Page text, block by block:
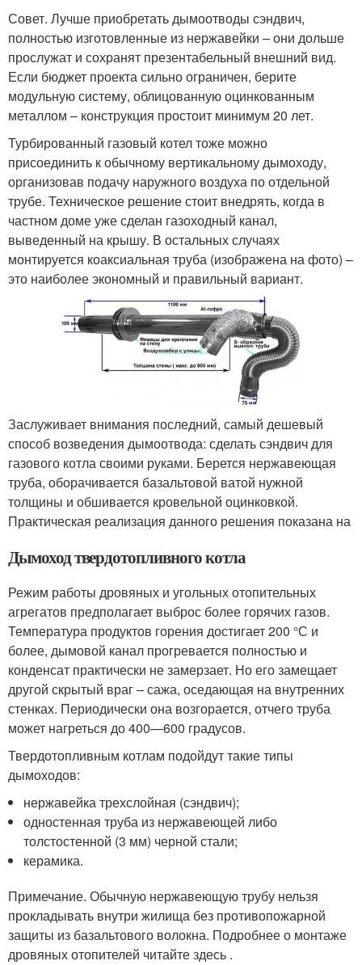
Совет. Лучше приобретать дымоотводы сэндвич,
полностью изготовленные из нержавейки – они дольше
прослужат и сохранят презентабельный внешний вид.
Если бюджет проекта сильно ограничен, берите
модульную систему, облицованную оцинкованным
металлом – конструкция простоит минимум 20 лет.
Турбированный газовый котел тоже можно
присоединить к обычному вертикальному дымоходу,
организовав подачу наружного воздуха по отдельной
трубе. Техническое решение стоит внедрять, когда в
частном доме уже сделан газоходный канал,
выведенный на крышу. В остальных случаях
монтируется коаксиальная труба (изображена на фото) –
это наиболее экономный и правильный вариант.
Заслуживает внимания последний, самый дешевый
способ возведения дымоотвода: сделать сэндвич для
газового котла своими руками. Берется нержавеющая
труба, оборачивается базальтовой ватой нужной
толщины и обшивается кровельной оцинковкой.
Практическая реализация данного решения показана на
Дымоход твердотопливного котла
Режим работы дровяных и угольных отопительных
агрегатов предполагает выброс более горячих газов.
Температура продуктов горения достигает 200 °С и
более, дымовой канал прогревается полностью и
конденсат практически не замерзает. Но его замещает
другой скрытый враг – сажа, оседающая на внутренних
стенках. Периодически она возгорается, отчего труба
может нагреться до 400—600 градусов.
Твердотопливным котлам подойдут такие типы
дымоходов:
нержавейка трехслойная (сэндвич);
одностенная труба из нержавеющей либо
толстостенной (3 мм) черной стали;
керамика.
Примечание. Обычную нержавеющую трубу нельзя
прокладывать внутри жилища без противопожарной
защиты из базальтового волокна. Подробнее о монтаже
дровяных отопителей читайте здесь .